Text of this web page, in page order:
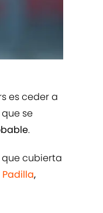
es ceder a
se
.
cubierta
Padilla,